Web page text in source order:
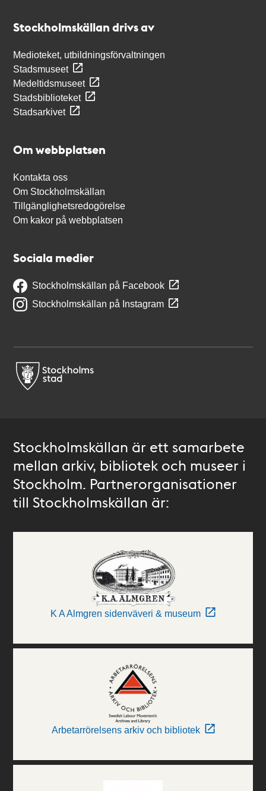
Stockholmskällan drivs av
Medioteket, utbildningsförvaltningen
Stadsmuseet
Medeltidsmuseet
Stadsbiblioteket
Stadsarkivet
Om webbplatsen
Kontakta oss
Om Stockholmskällan
Tillgänglighetsredogörelse
Om kakor på webbplatsen
Sociala medier
Stockholmskällan på Facebook
Stockholmskällan på Instagram
Stockholmskällan är ett samarbete
mellan arkiv, bibliotek och museer i
Stockholm. Partnerorganisationer
till Stockholmskällan är:
K A Almgren sidenväveri & museum
Arbetarrörelsens arkiv och bibliotek